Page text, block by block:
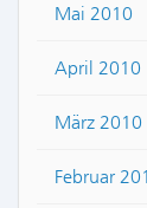
Mai 2010
April 2010
März 2010
Februar